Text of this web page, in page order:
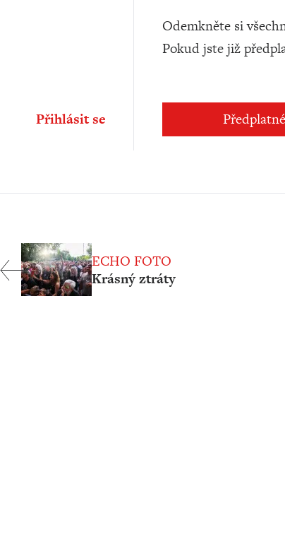
Odemkněte si
Pokud jste již
Předplatné
Přihlásit se
ECHO FOTO
Krásný ztráty